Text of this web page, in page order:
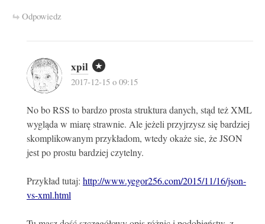
Odpowiedz
xpil
2017-12-15 o 09:15
No bo RSS to bardzo prosta struktura danych, stąd też XML
wygląda w miarę strawnie. Ale jeżeli przyjrzysz się bardziej
skomplikowanym przykładom, wtedy okaże sie, że JSON
jest po prostu bardziej czytelny.
Przykład tutaj: http://www.yegor256.com/2015/11/16/json-
vs-xml.html